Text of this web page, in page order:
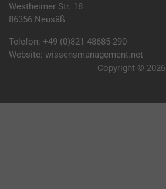
Westheimer Str. 18
86356 Neusäß
Telefon: +49 (0)821 48685-290
Website: wissensmanagement.net
Copyright © 2026